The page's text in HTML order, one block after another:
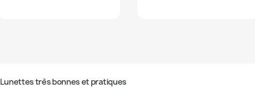
Lunettes très bonnes et pratiques